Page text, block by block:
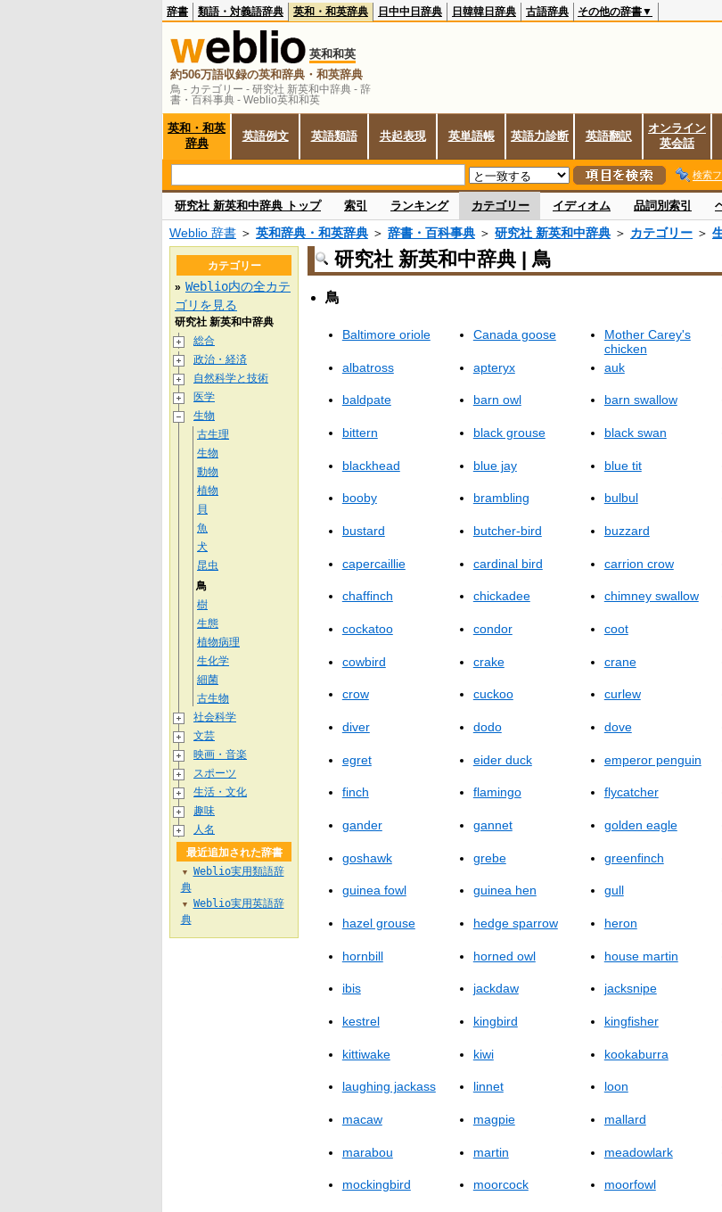
鳥 - カテゴリー - 研究社 新英和中辞典 - 辞
書・百科事典 - Weblio英和和英
辞書 類語・対義語辞典 英和・和英辞典 日中中日辞典 日韓韓日辞典 古語辞典 その他の辞書▼
英和和英
約506万語収録の英和辞典・和英辞典
英和・和英
辞典
英語例文 英語類語 共起表現 英単語帳 英語力診断 英語翻訳
オンライン
英会話
検索
研究社 新英和中辞典 トップ 索引 ランキング カテゴリー イディオム 品詞別索引
Weblio 辞書 ＞ 英和辞典・和英辞典 ＞ 辞書・百科事典 ＞ 研究社 新英和中辞典 ＞ カテゴリー ＞
研究社 新英和中辞典 | 鳥
鳥
Baltimore oriole Canada goose
Mother Carey's
chicken
albatross apteryx auk
baldpate barn owl barn swallow
bittern black grouse black swan
blackhead blue jay blue tit
booby brambling bulbul
bustard butcher‐bird buzzard
capercaillie cardinal bird carrion crow
chaffinch chickadee chimney swallow
cockatoo condor coot
cowbird crake crane
crow cuckoo curlew
diver dodo dove
egret eider duck emperor penguin
finch flamingo flycatcher
gander gannet golden eagle
goshawk grebe greenfinch
guinea fowl guinea hen gull
hazel grouse hedge sparrow heron
hornbill horned owl house martin
ibis jackdaw jacksnipe
kestrel kingbird kingfisher
kittiwake kiwi kookaburra
laughing jackass linnet loon
macaw magpie mallard
marabou martin meadowlark
mockingbird moorcock moorfowl
カテゴリー
» Weblio内の全カテ
ゴリを見る
研究社 新英和中辞典
総合
政治・経済
自然科学と技術
医学
生物
古生理
生物
動物
植物
貝
魚
犬
昆虫
鳥
樹
生態
植物病理
生化学
細菌
古生物
社会科学
文芸
映画・音楽
スポーツ
生活・文化
趣味
人名
最近追加された辞書
▼
Weblio実用類語辞
典
▼
Weblio実用英語辞
典